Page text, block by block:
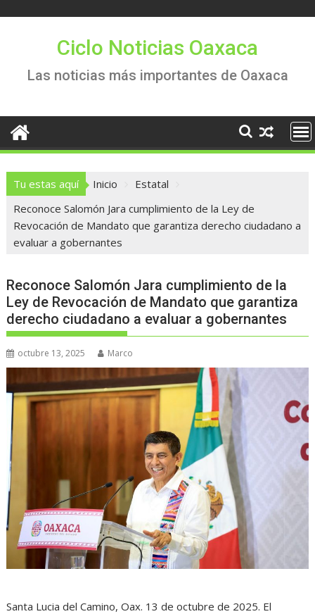
Ciclo Noticias Oaxaca
Las noticias más importantes de Oaxaca
Tu estas aquí Inicio
Estatal
Reconoce Salomón Jara cumplimiento de la Ley de
Revocación de Mandato que garantiza derecho ciudadano a
evaluar a gobernantes
Reconoce Salomón Jara cumplimiento de la
Ley de Revocación de Mandato que garantiza
derecho ciudadano a evaluar a gobernantes
octubre 13, 2025 Marco
Santa Lucia del Camino, Oax. 13 de octubre de 2025. El